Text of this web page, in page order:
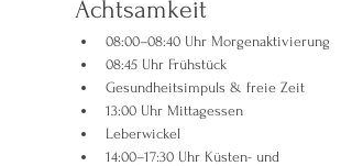
Achtsamkeit
08:00–08:40 Uhr Morgenaktivierung
08:45 Uhr Frühstück
Gesundheitsimpuls & freie Zeit
13:00 Uhr Mittagessen
Leberwickel
14:00–17:30 Uhr Küsten- und